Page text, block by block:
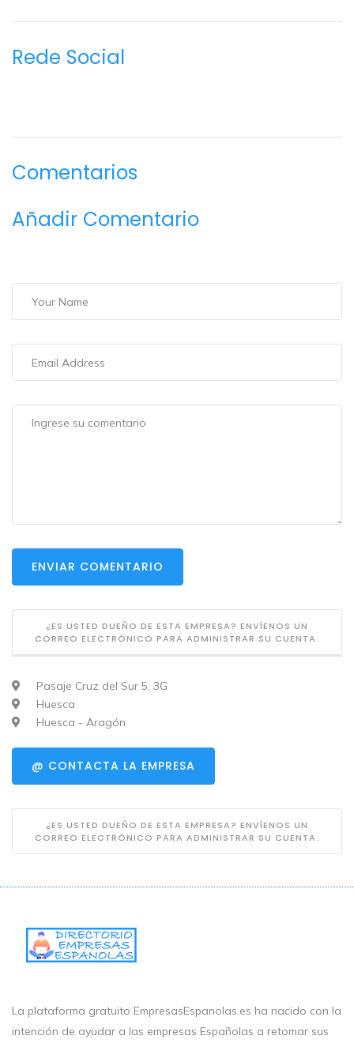
Rede Social
Comentarios
Añadir Comentario
ENVIAR COMENTARIO
¿ES USTED DUEÑO DE ESTA EMPRESA? ENVÍENOS UN
CORREO ELECTRÓNICO PARA ADMINISTRAR SU CUENTA.
Pasaje Cruz del Sur 5, 3G
Huesca
Huesca - Aragón
@ CONTACTA LA EMPRESA
¿ES USTED DUEÑO DE ESTA EMPRESA? ENVÍENOS UN
CORREO ELECTRÓNICO PARA ADMINISTRAR SU CUENTA.
La plataforma gratuito EmpresasEspanolas.es ha nacido con la
intención de ayudar a las empresas Españolas a retomar sus